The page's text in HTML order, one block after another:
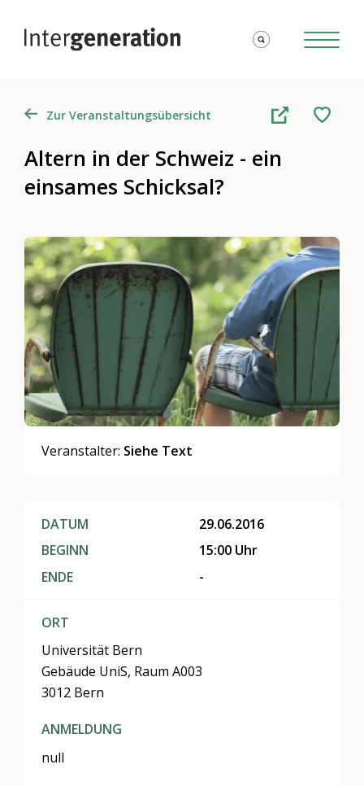
Zur Veranstaltungsübersicht
Altern in der Schweiz - ein
einsames Schicksal?
Veranstalter: Siehe Text
DATUM
BEGINN
ENDE
29.06.2016
15:00 Uhr
-
ORT
Universität Bern
Gebäude UniS, Raum A003
3012 Bern
ANMELDUNG
null